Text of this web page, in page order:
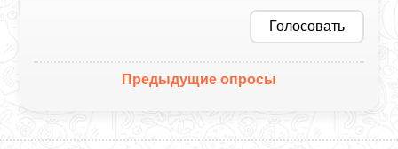
Голосовать
Предыдущие опросы